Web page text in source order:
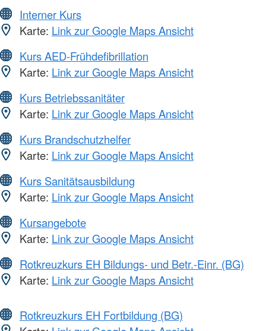
Interner Kurs
Karte: Link zur Google Maps Ansicht
Kurs AED-Frühdefibrillation
Karte: Link zur Google Maps Ansicht
Kurs Betriebssanitäter
Karte: Link zur Google Maps Ansicht
Kurs Brandschutzhelfer
Karte: Link zur Google Maps Ansicht
Kurs Sanitätsausbildung
Karte: Link zur Google Maps Ansicht
Kursangebote
Karte: Link zur Google Maps Ansicht
Rotkreuzkurs EH Bildungs- und Betr.-Einr. (BG)
Karte: Link zur Google Maps Ansicht
Rotkreuzkurs EH Fortbildung (BG)